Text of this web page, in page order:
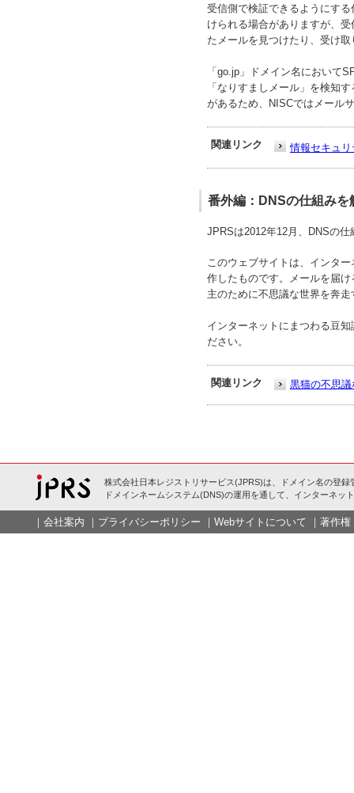
受信側で検証できるようにす
けられる場合がありますが、
たメールを見つけたり、受け
「go.jp」ドメイン名において
「なりすましメール」を検知
があるため、NISCではメール
関連リンク 情報セキュ
番外編：DNSの仕組み
JPRSは2012年12月、DNSの
このウェブサイトは、インタ
作したものです。メールを届
主のために不思議な世界を奔
インターネットにまつわる豆
ださい。
関連リンク 黒猫の不思
株式会社日本レジストリサービス(JPRS)は、ドメイン名の登録
ドメインネームシステム(DNS)の運用を通して、インターネッ
｜ 会社案内 ｜ プライバシーポリシー ｜ Webサイトについて ｜ 著作権